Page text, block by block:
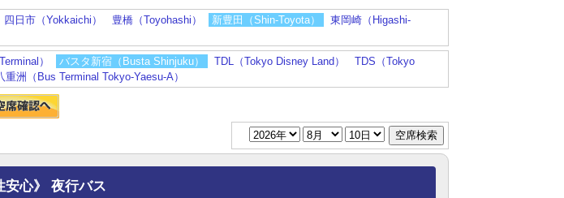
四日市（Yokkaichi） 豊橋（Toyohashi） 新豊田（Shin-Toyota）
東岡崎（Higashi-
） バスタ新宿（Busta Shinjuku） TDL（Tokyo Disney Land）
TDS（Tokyo
洲（Bus Terminal Tokyo-Yaesu-A）
安心》 夜行バス